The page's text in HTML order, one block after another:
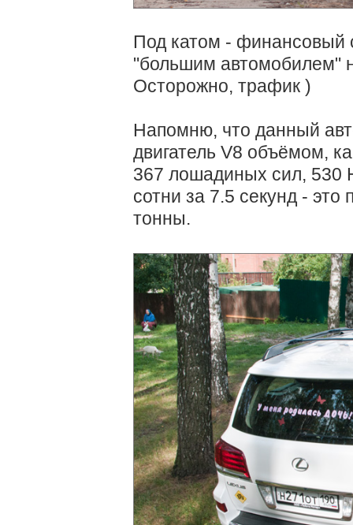
Под катом - финансовый
"большим автомобилем"
Осторожно, трафик )
Напомню, что данный
двигатель V8 объёмом,
367 лошадиных сил, 530
сотни за 7.5 секунд - это
тонны.